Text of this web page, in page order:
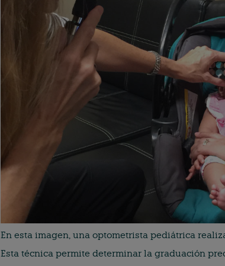
En esta imagen, una optometrista pediátrica
Esta técnica permite determinar la graduación